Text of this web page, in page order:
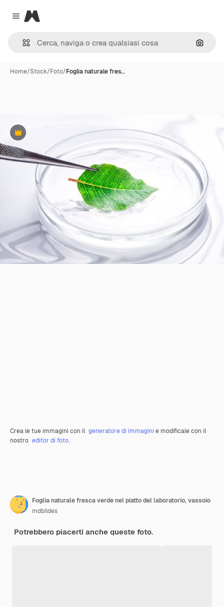
Close menu
Magnific
Cerca
Home/Stock/Foto/Foglia naturale fres…
Premium
Crea le tue immagini con il generatore di immagini e modificale con il
nostro editor di foto.
Foglia naturale fresca verde nel piatto del laboratorio, vassoio
mdbildes
Potrebbero piacerti anche queste foto.